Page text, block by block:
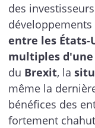
des
développements
entre les États-
multiples d'une
du Brexit, la
même la
bénéfices des
fortement